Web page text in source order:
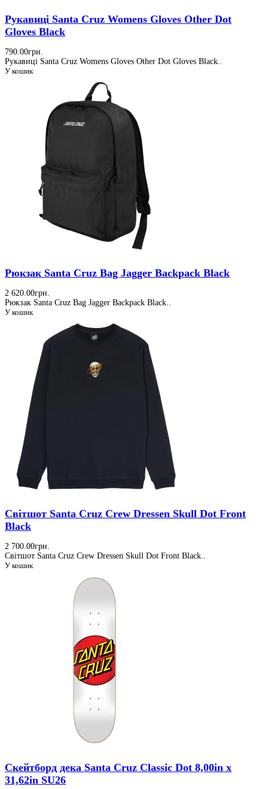
Рукавиці Santa Cruz Womens Gloves Other Dot
Gloves Black
790.00грн.
Рукавиці Santa Cruz Womens Gloves Other Dot Gloves Black..
У кошик
Рюкзак Santa Cruz Bag Jagger Backpack Black
2 620.00грн.
Рюкзак Santa Cruz Bag Jagger Backpack Black..
У кошик
Світшот Santa Cruz Crew Dressen Skull Dot Front
Black
2 700.00грн.
Світшот Santa Cruz Crew Dressen Skull Dot Front Black..
У кошик
Скейтборд дека Santa Cruz Classic Dot 8,00in x
31,62in SU26